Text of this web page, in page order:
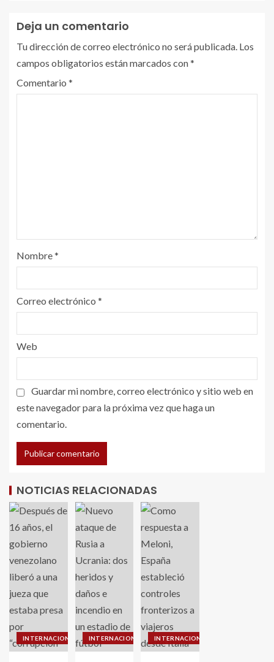
Deja un comentario
Tu dirección de correo electrónico no será publicada. Los
campos obligatorios están marcados con*
Comentario *
Nombre*
Correo electrónico *
Web
Guardar mi nombre, correo electrónico y sitio web en
este navegador para la próxima vez que haga un
comentario.
NOTICIAS RELACIONADAS
INTERNACIONALES INTERNACIONALES INTERNACIONALES